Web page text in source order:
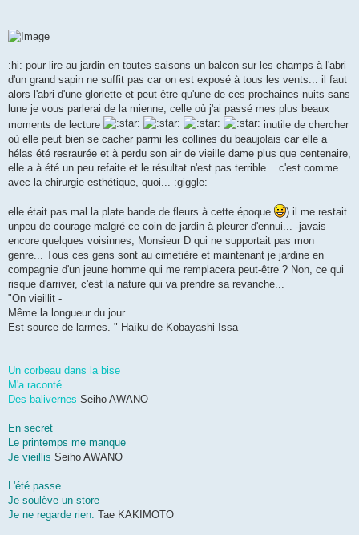
:hi: pour lire au jardin en toutes saisons un balcon sur les champs à l'abri
d'un grand sapin ne suffit pas car on est exposé à tous les vents... il faut
alors l'abri d'une gloriette et peut-être qu'une de ces prochaines nuits sans
lune je vous parlerai de la mienne, celle où j'ai passé mes plus beaux
moments de lecture
inutile de chercher
où elle peut bien se cacher parmi les collines du beaujolais car elle a
hélas été resraurée et à perdu son air de vieille dame plus que centenaire,
elle a à été un peu refaite et le résultat n'est pas terrible... c'est comme
avec la chirurgie esthétique, quoi... :giggle:
elle était pas mal la plate bande de fleurs à cette époque
) il me restait
unpeu de courage malgré ce coin de jardin à pleurer d'ennui... -javais
encore quelques voisinnes, Monsieur D qui ne supportait pas mon
genre... Tous ces gens sont au cimetière et maintenant je jardine en
compagnie d'un jeune homme qui me remplacera peut-être ? Non, ce qui
risque d'arriver, c'est la nature qui va prendre sa revanche...
"On vieillit -
Même la longueur du jour
Est source de larmes. " Haïku de Kobayashi Issa
Un corbeau dans la bise
M'a raconté
Des balivernes Seiho AWANO
En secret
Le printemps me manque
Je vieillis Seiho AWANO
L'été passe.
Je soulève un store
Je ne regarde rien. Tae KAKIMOTO